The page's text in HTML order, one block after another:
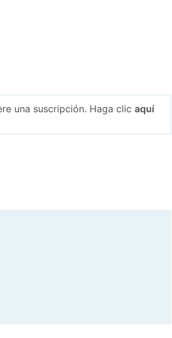
una suscripción. Haga clic aquí